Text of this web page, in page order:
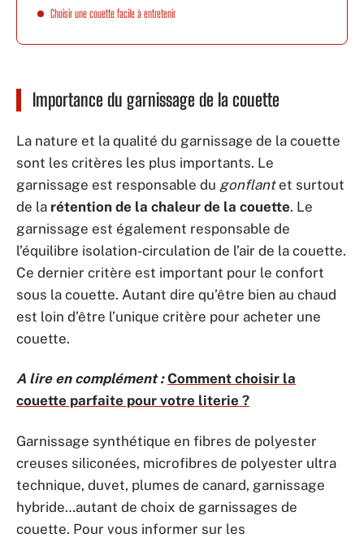
Choisir une couette facile à entretenir
Importance du garnissage de la couette
La nature et la qualité du garnissage de la couette
sont les critères les plus importants. Le
garnissage est responsable du gonflantet surtout
de la rétention de la chaleur de la couette. Le
garnissage est également responsable de
l’équilibre isolation-circulation de l’air de la couette.
Ce dernier critère est important pour le confort
sous la couette. Autant dire qu’être bien au chaud
est loin d’être l’unique critère pour acheter une
couette.
A lire en complément : Comment choisir la
couette parfaite pour votre literie ?
Garnissage synthétique en fibres de polyester
creuses siliconées, microfibres de polyester ultra
technique, duvet, plumes de canard, garnissage
hybride…autant de choix de garnissages de
couette. Pour vous informer sur les